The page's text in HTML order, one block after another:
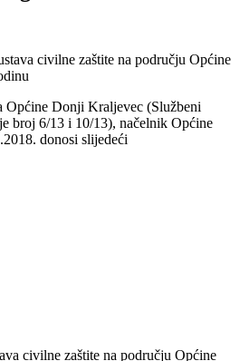
Općine Donji Kraljevec (Službeni
broj 6/13 i 10/13), načelnik Općine
donosi slijedeći
civilne zaštite na području Općine